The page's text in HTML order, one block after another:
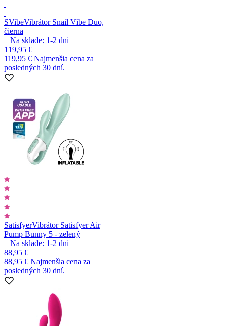
SVibeVibrátor Snail Vibe Duo,
čierna
Na sklade: 1-2 dni
119,95 €
119,95 € Najmenšia cena za
posledných 30 dní.
SatisfyerVibrátor Satisfyer Air
Pump Bunny 5 - zelený
Na sklade: 1-2 dni
88,95 €
88,95 € Najmenšia cena za
posledných 30 dní.